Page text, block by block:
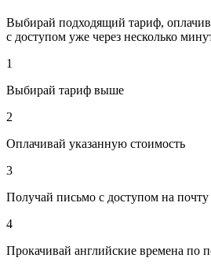
Выбирай подходящий тариф,
с доступом уже через несколько
1
Выбирай тариф выше
2
Оплачивай указанную стоимость
3
Получай письмо с доступом на почту
4
Прокачивай английские времена по